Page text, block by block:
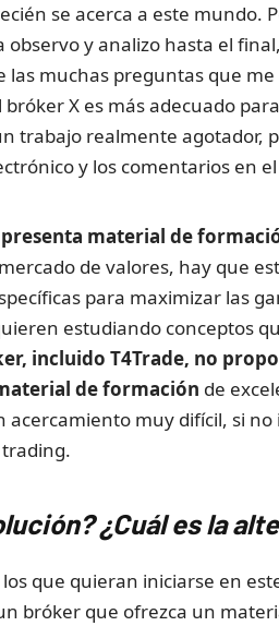
se acerca a este mundo.
observo y analizo hasta el
las muchas preguntas que
X es más adecuado
trabajo realmente agotador,
y los comentarios en
material de
de valores, hay que
para maximizar las
estudiando conceptos
incluido T4Trade, no
de formación de
acercamiento muy difícil, si
¿Cuál es la
que quieran iniciarse en
bróker que ofrezca un